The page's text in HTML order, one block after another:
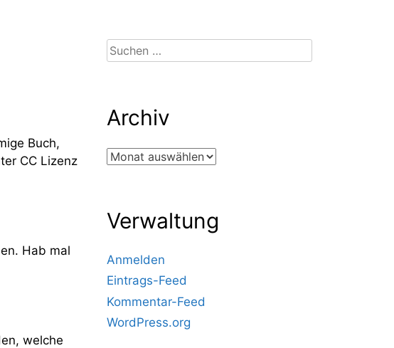
Buch,
CC Lizenz
Hab mal
welche
Suchen
nach:
Archiv
Archiv
Verwaltung
Anmelden
Eintrags-Feed
Kommentar-Feed
WordPress.org